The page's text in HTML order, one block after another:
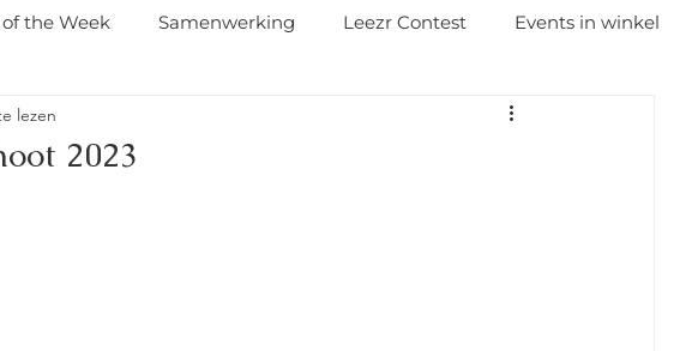
of the Week Samenwerking Leezr Contest Events in winkel
2023
lezen